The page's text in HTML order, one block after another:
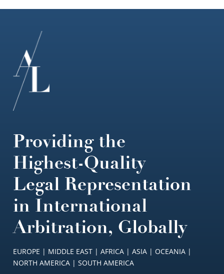
Footer
Providing the
Highest-Quality
Legal Representation
in International
Arbitration, Globally
EUROPE | MIDDLE EAST | AFRICA | ASIA | OCEANIA |
NORTH AMERICA | SOUTH AMERICA